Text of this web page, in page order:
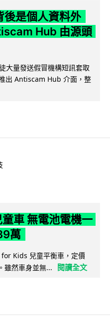
後是個人資料外
Hub 由源頭
大量發送假冒機構短訊套取
出 Antiscam Hub 介面，整
車 無電池電機一
萬
Kids 兒童平衡車，定價
雖然車身並無...
閱讀全文